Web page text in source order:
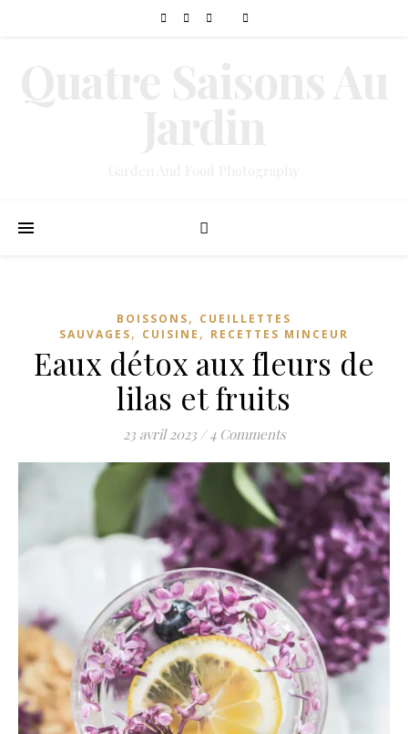
BOISSONS, CUEILLETTES
SAUVAGES, CUISINE , RECETTES MINCEUR
Eaux détox aux fleurs de
lilas et fruits
23 avril 2023 / 4 Comments